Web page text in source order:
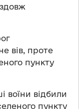
вів, проте
пункту
воїни відбили
пункту